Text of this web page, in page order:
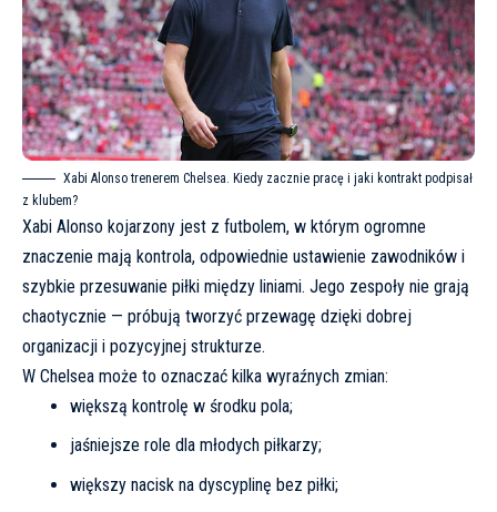
Xabi Alonso trenerem Chelsea. Kiedy zacznie pracę i jaki kontrakt podpisał
z klubem?
Xabi Alonso kojarzony jest z futbolem, w którym ogromne
znaczenie mają kontrola, odpowiednie ustawienie zawodników i
szybkie przesuwanie piłki między liniami. Jego zespoły nie grają
chaotycznie — próbują tworzyć przewagę dzięki dobrej
organizacji i pozycyjnej strukturze.
W Chelsea może to oznaczać kilka wyraźnych zmian:
większą kontrolę w środku pola;
jaśniejsze role dla młodych piłkarzy;
większy nacisk na dyscyplinę bez piłki;